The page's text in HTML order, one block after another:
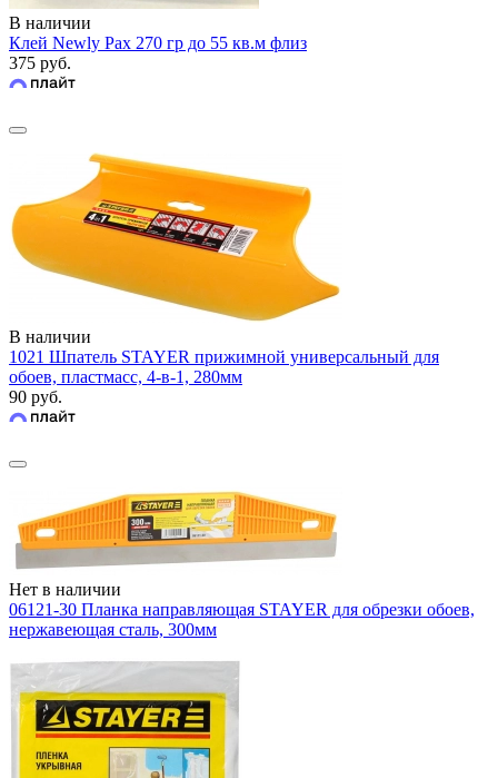
В наличии
Клей Newly Pax 270 гр до 55 кв.м флиз
375 руб.
В наличии
1021 Шпатель STAYER прижимной универсальный для
обоев, пластмасс, 4-в-1, 280мм
90 руб.
Нет в наличии
06121-30 Планка направляющая STAYER для обрезки обоев,
нержавеющая сталь, 300мм